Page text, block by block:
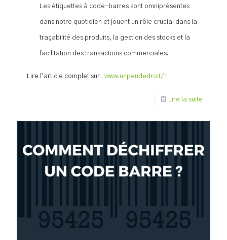
Les étiquettes à code-barres sont omniprésentes
dans notre quotidien et jouent un rôle crucial dans la
traçabilité des produits, la gestion des stocks et la
facilitation des transactions commerciales.
Lire l'article complet sur : www.unpeudedroit.fr
Lire la suite